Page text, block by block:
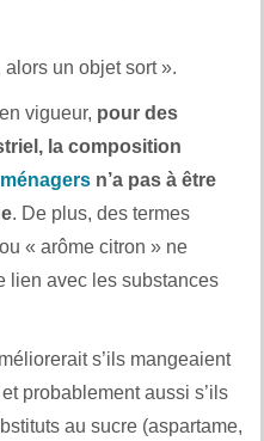
un objet sort ».
vigueur, pour des
la composition
n’a pas à être
. De plus, des termes
« arôme citron » ne
lien avec les substances
s’ils mangeaient
probablement aussi s’ils
au sucre (aspartame,